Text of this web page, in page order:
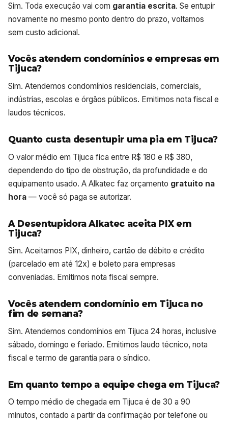
Sim. Toda execução vai com garantia escrita. Se entupir
novamente no mesmo ponto dentro do prazo, voltamos
sem custo adicional.
Vocês atendem condomínios e empresas em
Tijuca?
Sim. Atendemos condomínios residenciais, comerciais,
indústrias, escolas e órgãos públicos. Emitimos nota fiscal e
laudos técnicos.
Quanto custa desentupir uma pia em Tijuca?
O valor médio em Tijuca fica entre R$ 180 e R$ 380,
dependendo do tipo de obstrução, da profundidade e do
equipamento usado. A Alkatec faz orçamento gratuito na
hora — você só paga se autorizar.
A Desentupidora Alkatec aceita PIX em
Tijuca?
Sim. Aceitamos PIX, dinheiro, cartão de débito e crédito
(parcelado em até 12x) e boleto para empresas
conveniadas. Emitimos nota fiscal sempre.
Vocês atendem condomínio em Tijuca no
fim de semana?
Sim. Atendemos condomínios em Tijuca 24 horas, inclusive
sábado, domingo e feriado. Emitimos laudo técnico, nota
fiscal e termo de garantia para o síndico.
Em quanto tempo a equipe chega em Tijuca?
O tempo médio de chegada em Tijuca é de 30 a 90
minutos, contado a partir da confirmação por telefone ou